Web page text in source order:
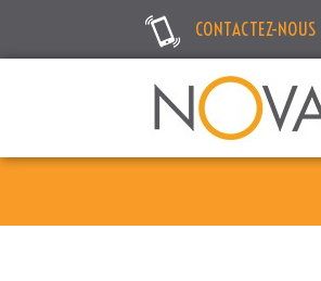
CONTACTEZ-NOUS